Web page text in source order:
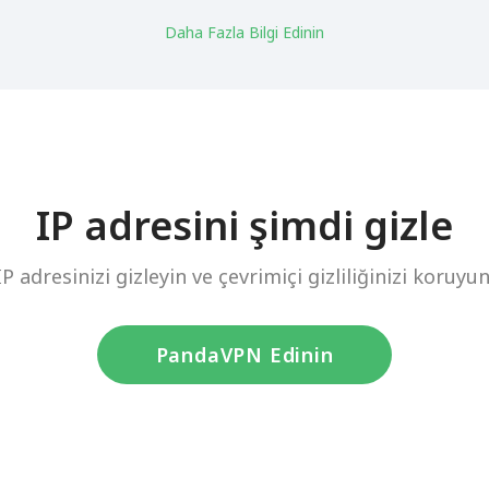
Daha Fazla Bilgi Edinin
IP adresini şimdi gizle
adresinizi gizleyin ve çevrimiçi gizliliğinizi
PandaVPN Edinin